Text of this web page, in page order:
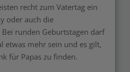
recht zum Vatertag ein
oder auch die
runden Geburtstagen darf
etwas mehr sein und es gilt,
für Papas zu finden.